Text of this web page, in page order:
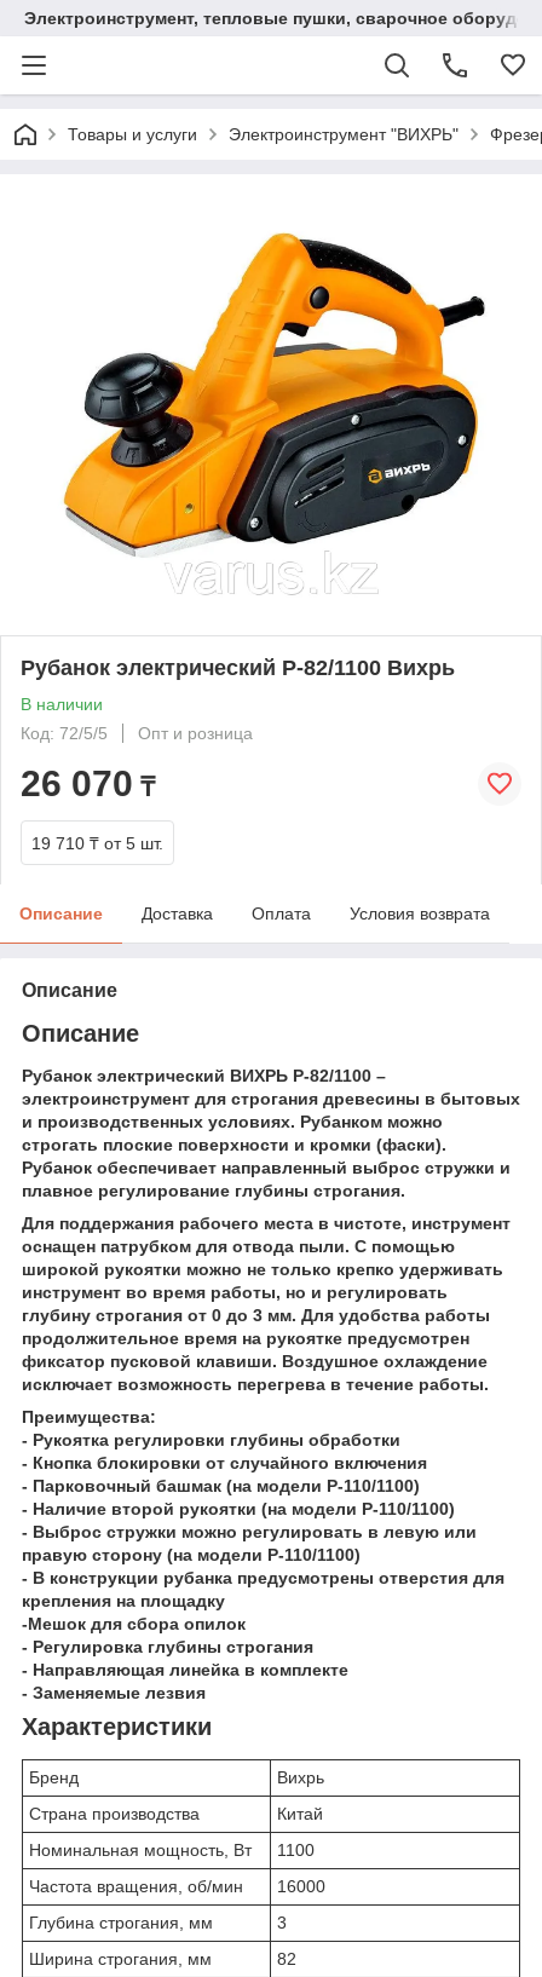
Электроинструмент, тепловые пушки, сварочное
Товары и услуги Электроинструмент "ВИХРЬ"
Рубанок электрический Р-82/1100 Вихрь
В наличии
Код: 72/5/5
Опт и розница
26 070 ₸
19 710 ₸ от 5 шт.
Описание Доставка Оплата Условия возврата
Описание
Описание
Рубанок электрический ВИХРЬ Р-82/1100 –
электроинструмент для строгания древесины в бытовых
и производственных условиях. Рубанком можно
строгать плоские поверхности и кромки (фаски).
Рубанок обеспечивает направленный выброс стружки и
плавное регулирование глубины строгания.
Для поддержания рабочего места в чистоте, инструмент
оснащен патрубком для отвода пыли. С помощью
широкой рукоятки можно не только крепко удерживать
инструмент во время работы, но и регулировать
глубину строгания от 0 до 3 мм. Для удобства работы
продолжительное время на рукоятке предусмотрен
фиксатор пусковой клавиши. Воздушное охлаждение
исключает возможность перегрева в течение работы.
Преимущества:
- Рукоятка регулировки глубины обработки
- Кнопка блокировки от случайного включения
- Парковочный башмак (на модели Р-110/1100)
- Наличие второй рукоятки (на модели Р-110/1100)
- Выброс стружки можно регулировать в левую или
правую сторону (на модели Р-110/1100)
- В конструкции рубанка предусмотрены отверстия для
крепления на площадку
-Мешок для сбора опилок
- Регулировка глубины строгания
- Направляющая линейка в комплекте
- Заменяемые лезвия
Характеристики
Бренд
Вихрь
Страна производства
Китай
Номинальная мощность, Вт
1100
Частота вращения, об/мин
16000
Глубина строгания, мм
3
Ширина строгания, мм
82